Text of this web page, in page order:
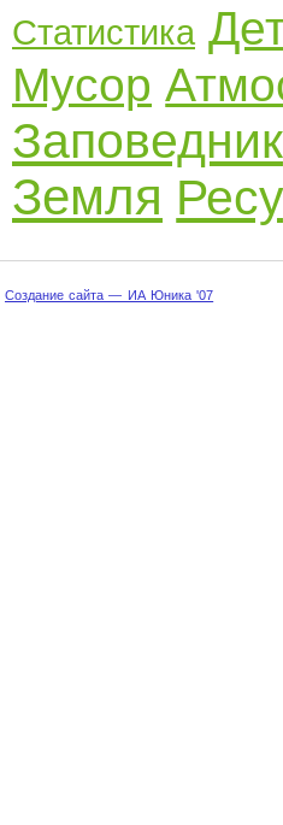
Статистика
Мусор
Заповедник
Земля
Создание сайта — ИА Юника '07